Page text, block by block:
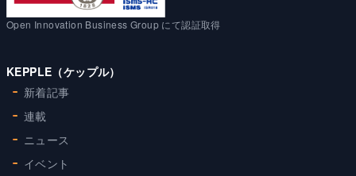
Open Innovation Business Group にて認証取得
KEPPLE（ケップル）
新着記事
連載
ニュース
イベント